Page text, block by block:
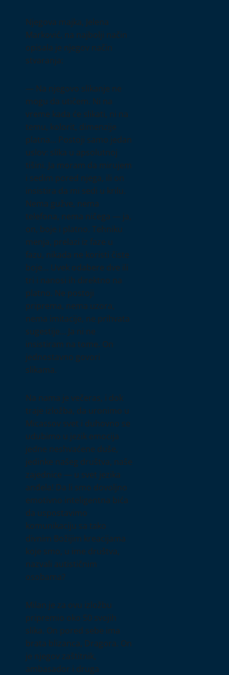
Njegova majka, Jelena
Marković, na najbolji način
opisala je njegov način
stvaranja:
— Na njegovo slikanje ne
mogu da utičem. Ni na
vreme kada će slikati, ni na
temu, kolorit, dimenzije
platna… Postoji samo jedan
uslov: slika u apsolutnoj
tišini. Ja moram da mirujem
i sedim pored njega, ili on
insistira da mi sedi u krilu.
Nema gužve, nema
telefona, nema ničega — ja,
on, boje i platno. Tehniku
menja, prelazi iz faze u
fazu, nikada ne koristi čiste
boje… Uvek odabere dve ili
tri i nanosi ih direktno na
platno. Ne postoji
priprema, nema uzora,
nema imitacije, ne prihvata
sugestije… Ja ni ne
insistiram na tome. On
jednostavno govori
slikama.
Na nama je večeras, i dok
traje izložba, da uronimo u
Micassov svet i duhovno se
udubimo u jezik emocija
jedne neshvaćene duše,
jedinke našeg društva, naše
zajednice — u svet jezika
anđela! Da li smo dovoljno
emotivno inteligentna bića
da uspostavimo
komunikaciju sa tako
divnim Božijim kreacijama
koje smo, u ime društva,
nazvali autističnim
osobama?
Milan je za ovu izložbu
pripremio oko 50 svojih
slika. On pored sebe ima
brata blizanca, Dragora. On
je njegov zaštitnik,
ambasador i druga